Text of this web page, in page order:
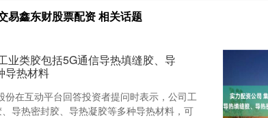
易鑫东财股票配资 相关话题
业类胶包括5G通信导热填缝胶、导
导热材料
在互动平台回答投资者提问时表示，公司工
导热密封胶、导热凝胶等多种导热材料，可